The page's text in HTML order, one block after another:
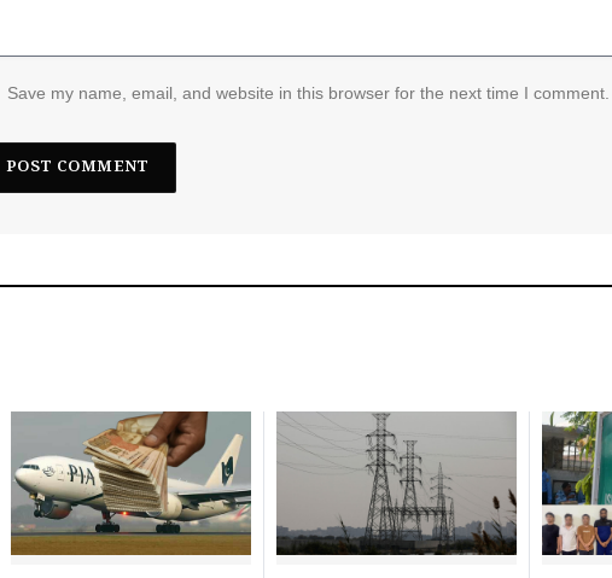
Save my name, email, and website in this browser for the next time I comment.